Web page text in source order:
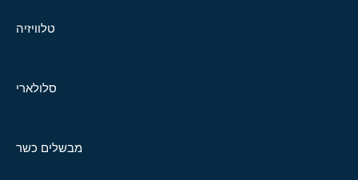
טלוויזיה
סלולארי
מבשלים כשר